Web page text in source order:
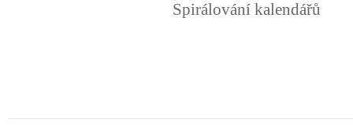
Spirálování kalendářů